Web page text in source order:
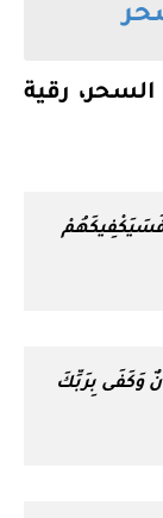
رقية
فَسَيَكْفِيكَهُمْ
وَكَفَى بِرَبِّكَ